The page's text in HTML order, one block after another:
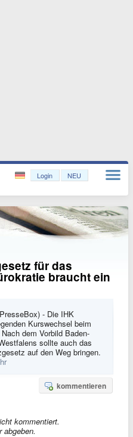
Login NEU
für das
braucht ein
- Die IHK
Kurswechsel beim
dem Vorbild Baden-
sollte auch das
auf den Weg bringen.
kommentieren
kommentiert.